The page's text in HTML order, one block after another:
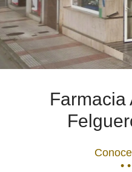
Farmacia
•